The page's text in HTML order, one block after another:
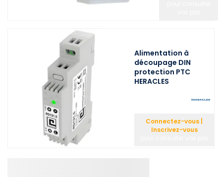
Alimentation à
découpage DIN
protection PTC
HERACLES
Connectez-vous |
Inscrivez-vous